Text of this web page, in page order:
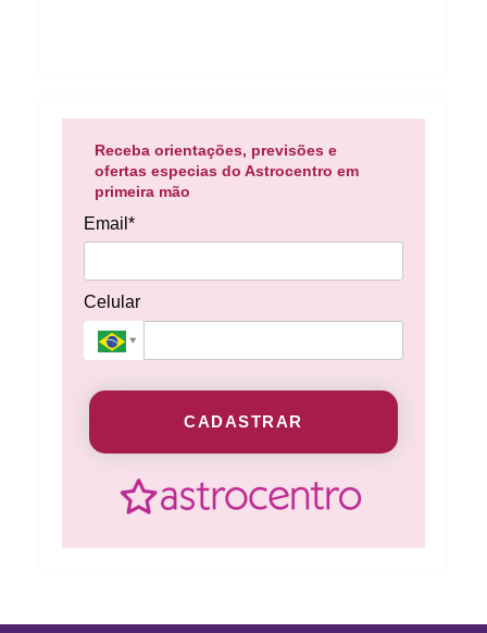
Receba orientações, previsões e
ofertas especias do Astrocentro em
primeira mão
Email*
Celular
CADASTRAR